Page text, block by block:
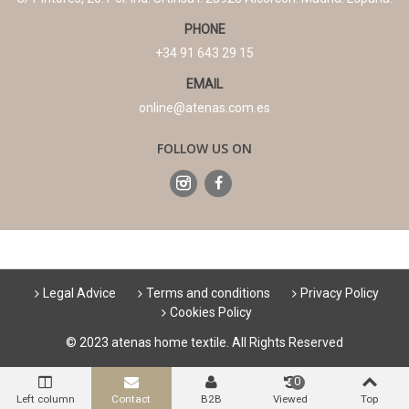
PHONE
+34 91 643 29 15
EMAIL
online@atenas.com.es
FOLLOW US ON
Legal Advice Terms and conditions
Privacy Policy
Cookies Policy
© 2023 atenas home textile. All Rights Reserved
Left column Contact B2B Viewed
0
Top